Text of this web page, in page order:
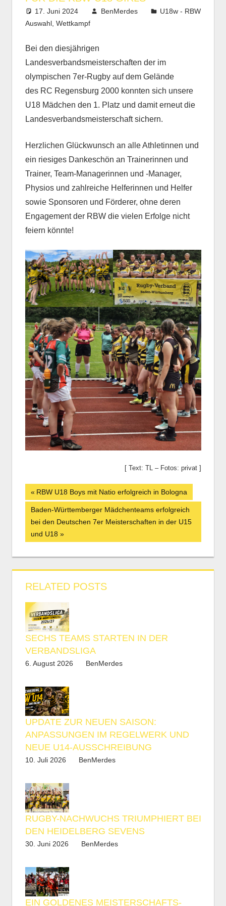
17. Juni 2024 BenMerdes
U18w - RBW
Auswahl, Wettkampf
Bei den diesjährigen
Landesverbandsmeisterschaften der im
olympischen 7er-Rugby auf dem Gelände
des RC Regensburg 2000 konnten sich unsere
U18 Mädchen den 1. Platz und damit erneut die
Landesverbandsmeisterschaft sichern.
Herzlichen Glückwunsch an alle Athletinnen und
ein riesiges Dankeschön an Trainerinnen und
Trainer, Team-Managerinnen und -Manager,
Physios und zahlreiche Helferinnen und Helfer
sowie Sponsoren und Förderer, ohne deren
Engagement der RBW die vielen Erfolge nicht
feiern könnte!
[ Text: TL – Fotos: privat ]
Beitrags-
Navigation
Vorheriger
Beitrag:
RBW U18 Boys mit Natio erfolgreich in Bologna
Nächster
Beitrag:
Baden-Württemberger Mädchenteams erfolgreich
bei den Deutschen 7er Meisterschaften in der U15
und U18
RELATED POSTS
SECHS TEAMS STARTEN IN DER
VERBANDSLIGA
6. August 2026 BenMerdes
UPDATE ZUR NEUEN SAISON:
ANPASSUNGEN IM REGELWERK UND
NEUE U14-AUSSCHREIBUNG
10. Juli 2026 BenMerdes
RUGBY-NACHWUCHS TRIUMPHIERT BEI
DEN HEIDELBERG SEVENS
30. Juni 2026 BenMerdes
EIN GOLDENES MEISTERSCHAFTS-